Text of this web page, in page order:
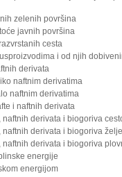
zelenih površina
javnih površina
cesta
i od njih
derivata
naftnim derivatima
naftnim derivatima
i naftnih derivata
naftnih derivata i biogoriva
naftnih derivata i biogoriva
naftnih derivata i biogoriva
energije
energijom